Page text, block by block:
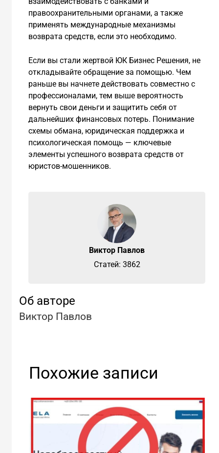
правоохранительными органами, а также
применять международные механизмы
возврата средств, если это необходимо.
Если вы стали жертвой ЮК Бизнес Решения, не
откладывайте обращение за помощью. Чем
раньше вы начнете действовать совместно с
профессионалами, тем выше вероятность
вернуть свои деньги и защитить себя от
дальнейших финансовых потерь. Понимание
схемы обмана, юридическая поддержка и
психологическая помощь — ключевые
элементы успешного возврата средств от
юристов-мошенников.
Виктор Павлов
Cтатей: 3862
Об авторе
Виктор Павлов
Похожие записи